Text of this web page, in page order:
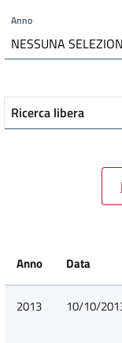
Anno
NESSUNA
Ricerca libera
Anno Data
2013 10/10/